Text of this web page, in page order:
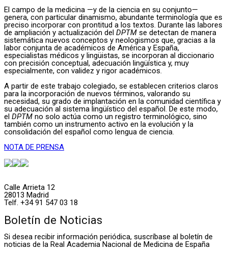
El campo de la medicina —y de la ciencia en su conjunto—
genera, con particular dinamismo, abundante terminología que es
preciso incorporar con prontitud a los textos. Durante las labores
de ampliación y actualización del DPTM se detectan de manera
sistemática nuevos conceptos y neologismos que, gracias a la
labor conjunta de académicos de América y España,
especialistas médicos y lingüistas, se incorporan al diccionario
con precisión conceptual, adecuación lingüística y, muy
especialmente, con validez y rigor académicos.
A partir de este trabajo colegiado, se establecen criterios claros
para la incorporación de nuevos términos, valorando su
necesidad, su grado de implantación en la comunidad científica y
su adecuación al sistema lingüístico del español. De este modo,
el DPTM no solo actúa como un registro terminológico, sino
también como un instrumento activo en la evolución y la
consolidación del español como lengua de ciencia.
NOTA DE PRENSA
Calle Arrieta 12
28013 Madrid
Telf. +34 91 547 03 18
Boletín de Noticias
Si desea recibir información periódica, suscríbase al boletín de
noticias de la Real Academia Nacional de Medicina de España